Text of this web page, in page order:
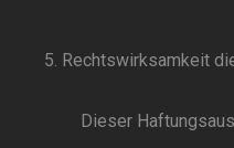
5. Rechtswirksamkeit
Dieser